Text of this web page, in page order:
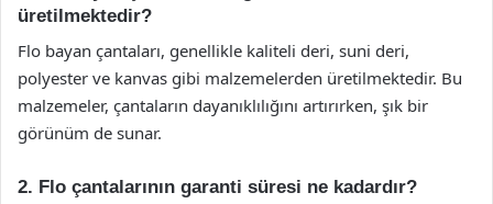
üretilmektedir?
Flo bayan çantaları, genellikle kaliteli deri, suni deri,
polyester ve kanvas gibi malzemelerden üretilmektedir. Bu
malzemeler, çantaların dayanıklılığını artırırken, şık bir
görünüm de sunar.
2. Flo çantalarının garanti süresi ne kadardır?